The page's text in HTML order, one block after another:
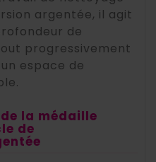
argentée, il agit
de
progressivement
espace de
la médaille
de